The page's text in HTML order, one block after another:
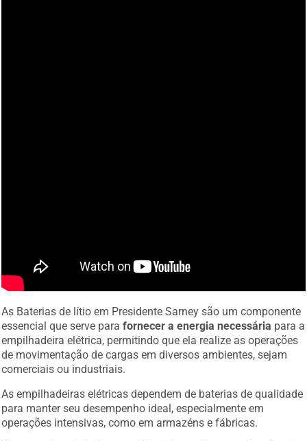
As Baterias de lítio em Presidente Sarney são um componente
essencial que serve parafornecer a energia necessária para a
empilhadeira elétrica, permitindo que ela realize as operações
de movimentação de cargas em diversos ambientes, sejam
comerciais ou industriais.
As empilhadeiras elétricas dependem de baterias de qualidade
para manter seu desempenho ideal, especialmente em
operações intensivas, como em armazéns e fábricas.